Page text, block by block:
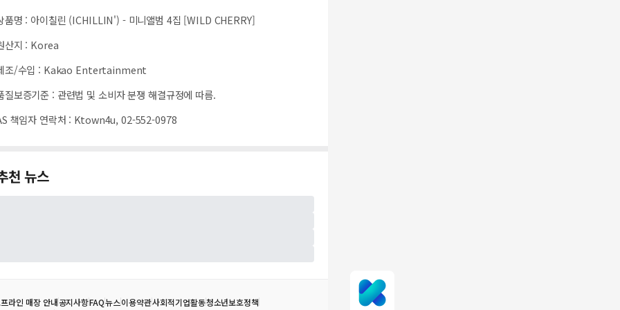
품명 : 아이칠린 (ICHILLIN') - 미니앨범 4집 [WILD CHERRY]
산지 : Korea
조/수입 : Kakao Entertainment
질보증기준 : 관련법 및 소비자 분쟁 해결규정에 따름.
책임자 연락처 : Ktown4u, 02-552-0978
천 뉴스
라인 매장 안내공지사항FAQ뉴스이용약관사회적기업활동청소년보호정책